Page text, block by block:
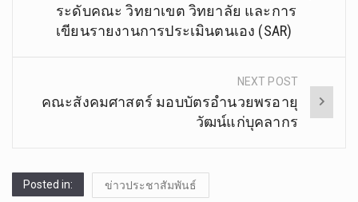
ระดับคณะ วิทยาเขต วิทยาลัย และการ
เขียนรายงานการประเมินตนเอง (SAR)
NEXT POST
คณะสังคมศาสตร์ มอบบัตรอำนวยพรอายุ
วัฒน์แก่บุคลากร
Posted in: ข่าวประชาสัมพันธ์